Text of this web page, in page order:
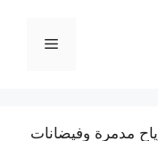
القائمة